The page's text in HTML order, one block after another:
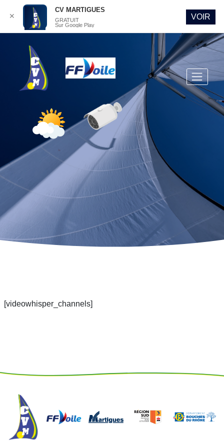
[videowhisper_channels]
✕
CV MARTIGUES
GRATUIT
Sur Google Play
VOIR